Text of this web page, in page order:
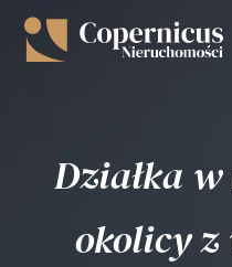
Działka
okolicy